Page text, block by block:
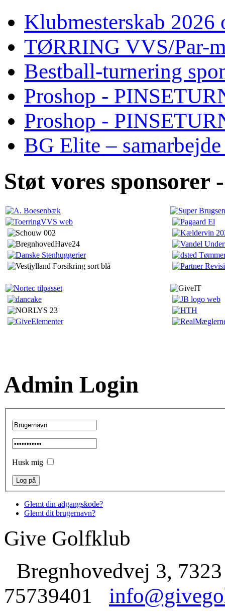
Klubmesterskab
TØRRING VVS/Par-
Bestball-turnering
Proshop -
Proshop -
BG Elite –
Støt vores
Admin Login
Husk mig
Glemt din adgangskode?
Glemt dit brugernavn?
Give Golfklub
Bregnhovedvej 3,
75739401